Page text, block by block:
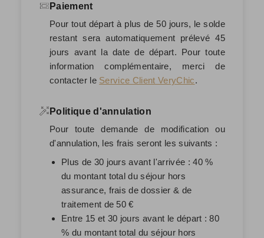
Paiement
Pour tout départ à plus de 50 jours, le solde
restant sera automatiquement prélevé45
jours avant la date de départ. Pour toute
information complémentaire, merci de
contacter le Service Client VeryChic.
Politique d'annulation
Pour toute demande de modification ou
d'annulation, les frais seront les suivants :
Plus de 30 jours avant l'arrivée : 40 %
du montant total du séjour hors
assurance, frais de dossier & de
traitement de 50 €
Entre 15 et 30 jours avant le départ : 80
% du montant total du séjour hors